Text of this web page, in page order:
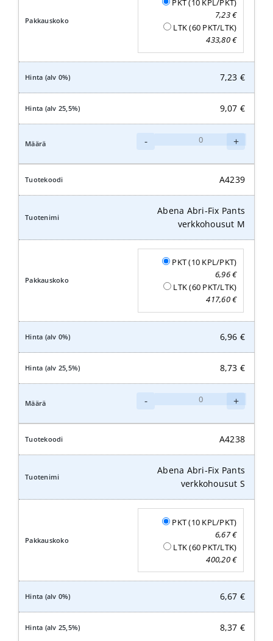
PKT (10 KPL/PKT)
7,23€
LTK (60 PKT/LTK)
433,80€
7,23 €
9,07 €
-
Fix
+
A4239
Abena Abri-Fix Pants
verkkohousut M
PKT (10 KPL/PKT)
6,96€
LTK (60 PKT/LTK)
417,60€
6,96 €
8,73 €
-
Fix
verkkohousut
M
+
A4238
Abena Abri-Fix Pants
verkkohousut S
PKT (10 KPL/PKT)
6,67€
LTK (60 PKT/LTK)
400,20€
6,67 €
8,37 €